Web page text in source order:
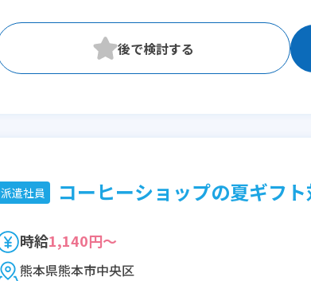
派遣社員 コーヒーショップの夏ギフ
時給1,140円～
熊本県熊本市中央区